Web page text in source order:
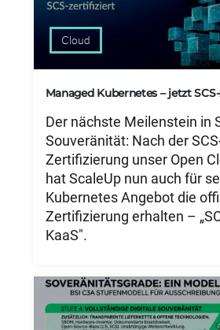
Cloud
Managed Kubernetes – jetzt
Der nächste Meilenstein in
Souveränität: Nach der
Zertifizierung unser Open
hat ScaleUp nun auch für
Kubernetes Angebot die
Zertifizierung erhalten –
KaaS".